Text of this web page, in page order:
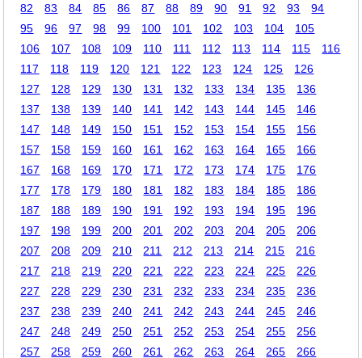
82
83 84 85 86 87 88 89 90 91 92 93
94
95
96 97 98 99 100 101 102 103 104
105
106
107 108 109 110 111 112 113 114 115
116
117
118 119 120 121 122 123 124 125
126
127
128 129 130 131 132 133 134 135
136
137
138 139 140 141 142 143 144 145
146
147
148 149 150 151 152 153 154 155
156
157
158 159 160 161 162 163 164 165
166
167
168 169 170 171 172 173 174 175
176
177
178 179 180 181 182 183 184 185
186
187
188 189 190 191 192 193 194 195
196
197
198 199 200 201 202 203 204 205
206
207
208 209 210 211 212 213 214 215
216
217
218 219 220 221 222 223 224 225
226
227
228 229 230 231 232 233 234 235
236
237
238 239 240 241 242 243 244 245
246
247
248 249 250 251 252 253 254 255
256
257
258 259 260 261 262 263 264 265 266